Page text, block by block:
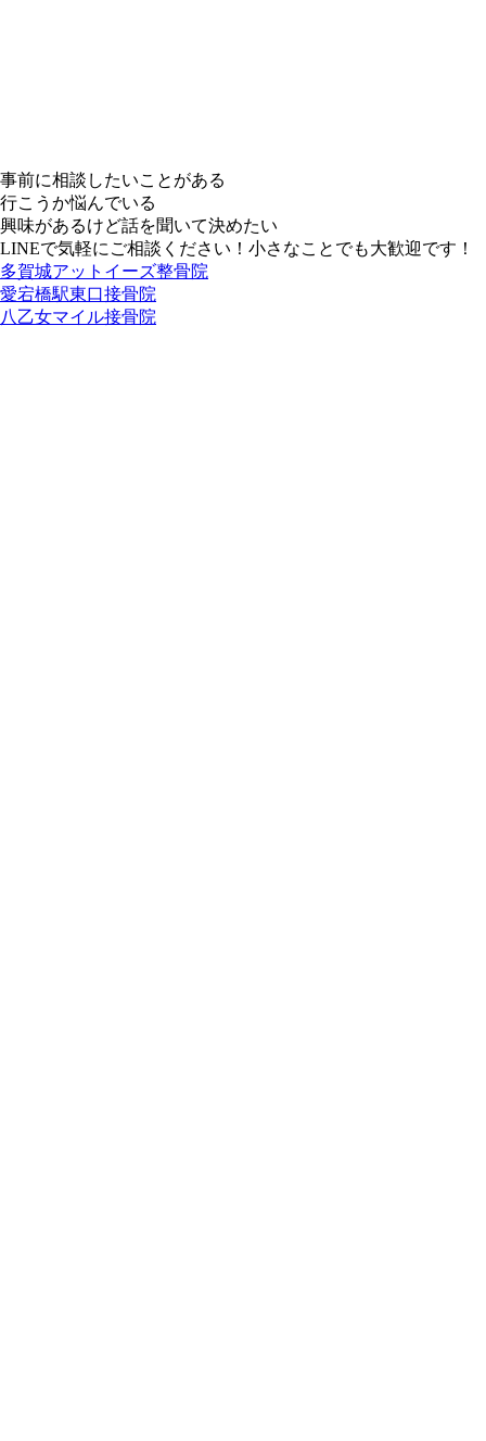
事前に相談したいことがある
行こうか悩んでいる
興味があるけど話を聞いて決めたい
LINEで気軽にご相談ください！小さなことでも大歓迎です！
多賀城アットイーズ整骨院
愛宕橋駅東口接骨院
八乙女マイル接骨院